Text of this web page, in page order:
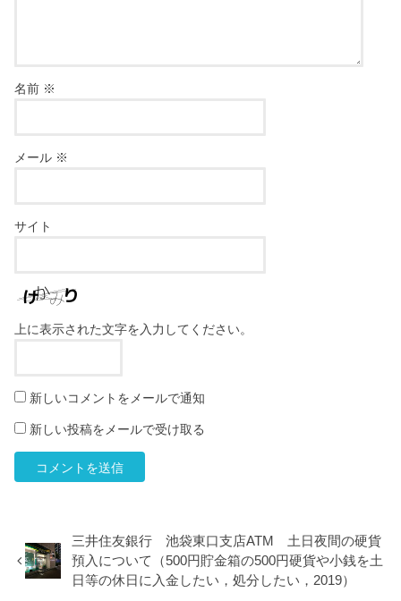
名前 ※
メール ※
サイト
上に表示された文字を入力してください。
新しいコメントをメールで通知
新しい投稿をメールで受け取る
三井住友銀行 池袋東口支店ATM 土日夜間の硬貨
預入について（500円貯金箱の500円硬貨や小銭を土
日等の休日に入金したい，処分したい，2019）